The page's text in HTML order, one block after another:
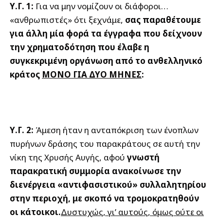
Υ.Γ. 1: Για να μην νομίζουν οι διάφοροι…
«ανθρωπιστές» ότι ξεχνάμε, σας παραθέτουμε
για άλλη μία φορά τα έγγραφα που δείχνουν
την χρηματοδότηση που έλαβε η
συγκεκριμένη οργάνωση από το ανθελληνικό
κράτος ΜΟΝΟ ΓΙΑ ΔΥΟ ΜΗΝΕΣ:
Υ.Γ. 2: Άμεση ήταν η ανταπόκριση των ένοπλων
πυρήνων δράσης του παρακράτους σε αυτή την
νίκη της Χρυσής Αυγής, αφού γνωστή
παρακρατική συμμορία ανακοίνωσε την
διενέργεια «αντιφασιστικού» συλλαλητηρίου
στην περιοχή, με σκοπό να τρομοκρατηθούν
οι κάτοικοι.Δυστυχώς, γι’ αυτούς, όμως ούτε οι